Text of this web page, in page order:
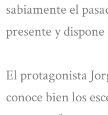
sabiamente el
presente y
El protagonista
conoce bien los